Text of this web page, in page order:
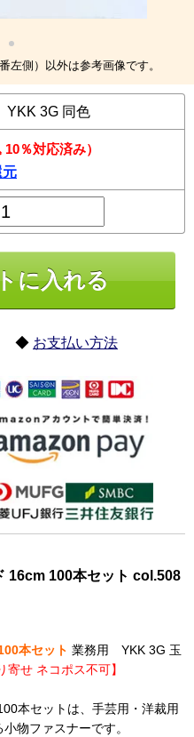
側）以外は参考画像です。
YKK 3G 同色
10％対応済み）
元
お支払い方法
16cm 100本セット col.508
本セット 業務用 YKK 3G 玉
寄せ ネコポス不可】
本セットは、手芸用・洋裁用
物ファスナーです。